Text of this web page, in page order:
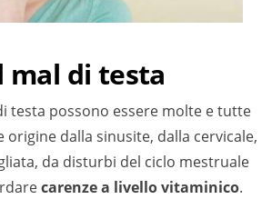
mal di testa
testa possono essere molte e tutte
origine dalla sinusite, dalla cervicale,
da disturbi del ciclo mestruale
carenze a livello vitaminico.